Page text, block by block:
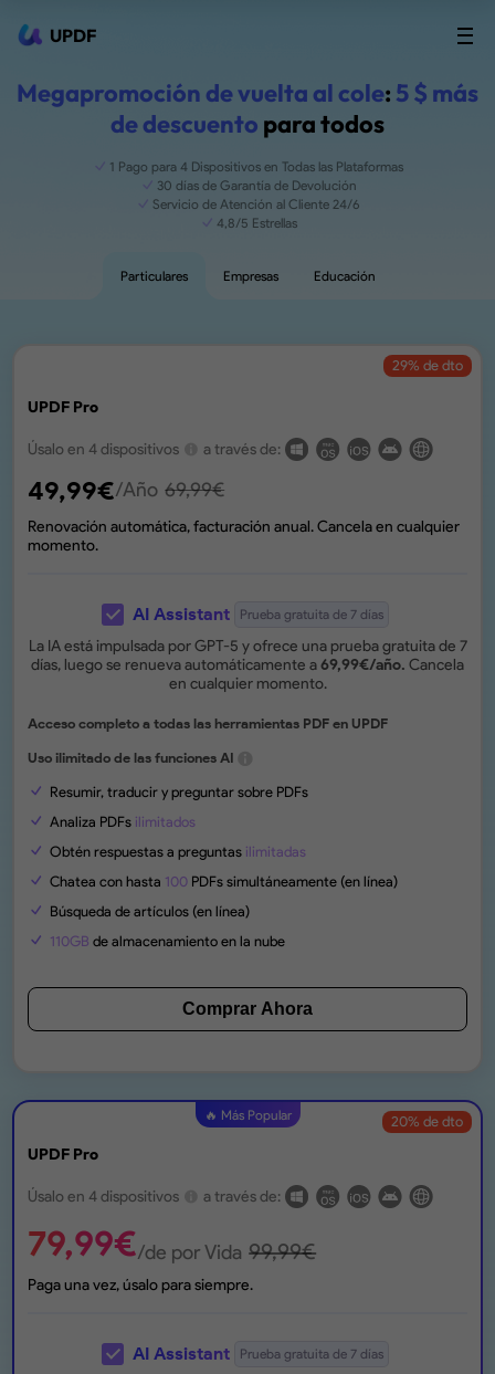
UPDF
Megapromoción de vuelta al cole: 5 $ más
de descuento para todos
1 Pago para 4 Dispositivos en Todas las Plataformas
30 días de Garantía de Devolución
Servicio de Atención al Cliente 24/6
4,8/5 Estrellas
Particulares Empresas Educación
UPDF Pro
29% de dto
Úsalo en 4 dispositivos a través de:
49,99€/Año 69,99€
Renovación automática, facturación anual. Cancela en cualquier
momento.
AI Assistant Prueba gratuita de 7 días
La IA está impulsada por GPT-5 y ofrece una prueba gratuita de 7
días, luego se renueva automáticamente a69,99€/año. Cancela
en cualquier momento.
Acceso completo a todas las herramientas PDF en UPDF
Uso ilimitado de las funciones AI
Resumir, traducir y preguntar sobre PDFs
Analiza PDFs ilimitados
Obtén respuestas a preguntas ilimitadas
Chatea con hasta 100 PDFs simultáneamente (en línea)
Búsqueda de artículos (en línea)
110GB de almacenamiento en la nube
Comprar Ahora
🔥 Más Popular
UPDF Pro
20% de dto
Úsalo en 4 dispositivos a través de:
79,99€/de por Vida 99,99€
Paga una vez, úsalo para siempre.
AI Assistant Prueba gratuita de 7 días